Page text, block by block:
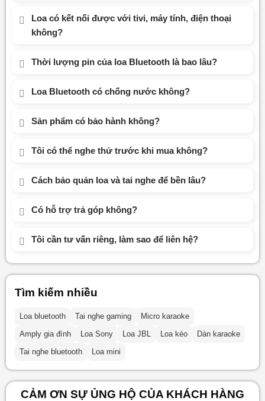
Loa có kết nối được với tivi, máy tính, điện thoại
không?
Thời lượng pin của loa Bluetooth là bao lâu?
Loa Bluetooth có chống nước không?
Sản phẩm có bảo hành không?
Tôi có thể nghe thử trước khi mua không?
Cách bảo quản loa và tai nghe để bền lâu?
Có hỗ trợ trả góp không?
Tôi cần tư vấn riêng, làm sao để liên hệ?
Tìm kiếm nhiều
Loa bluetooth Tai nghe gaming
Micro karaoke
Amply gia đình
Loa Sony Loa JBL Loa kéo
Dàn karaoke
Tai nghe bluetooth
Loa mini
CẢM ƠN SỰ ỦNG HỘ CỦA KHÁCH HÀNG